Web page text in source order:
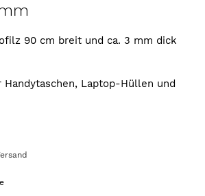
90 cm breit und ca. 3 mm dick
Handytaschen, Laptop-Hüllen und